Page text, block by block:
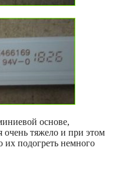
основе,
тяжело и при этом
их подогреть немного